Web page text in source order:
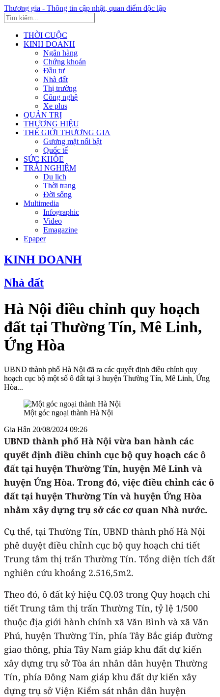
Thương gia - Thông tin cập nhật, quan điểm độc lập
THỜI CUỘC
KINH DOANH
Ngân hàng
Chứng khoán
Đầu tư
Nhà đất
Thị trường
Công nghệ
Xe plus
QUẢN TRỊ
THƯƠNG HIỆU
THẾ GIỚI THƯƠNG GIA
Gương mặt nổi bật
Quốc tế
SỨC KHỎE
TRẢI NGHIỆM
Du lịch
Thời trang
Đời sống
Multimedia
Infographic
Video
Emagazine
Epaper
KINH DOANH
Nhà đất
Hà Nội điều chỉnh quy hoạch
đất tại Thường Tín, Mê Linh,
Ứng Hòa
UBND thành phố Hà Nội đã ra các quyết định điều chỉnh quy
hoạch cục bộ một số ô đất tại 3 huyện Thường Tín, Mê Linh, Ứng
Hòa...
Một góc ngoại thành Hà Nội
Gia Hân 20/08/2024 09:26
UBND thành phố Hà Nội vừa ban hành các
quyết định điều chỉnh cục bộ quy hoạch các ô
đất tại huyện Thường Tín, huyện Mê Linh và
huyện Ứng Hòa. Trong đó, việc điều chỉnh các ô
đất tại huyện Thường Tín và huyện Ứng Hòa
nhằm xây dựng trụ sở các cơ quan Nhà nước.
Cụ thể, tại Thường Tín, UBND thành phố Hà Nội
phê duyệt điều chỉnh cục bộ quy hoạch chi tiết
Trung tâm thị trấn Thường Tín. Tổng diện tích đất
nghiên cứu khoảng 2.516,5m2.
Theo đó, ô đất ký hiệu CQ.03 trong Quy hoạch chi
tiết Trung tâm thị trấn Thường Tín, tỷ lệ 1/500
thuộc địa giới hành chính xã Văn Bình và xã Văn
Phú, huyện Thường Tín, phía Tây Bắc giáp đường
giao thông, phía Tây Nam giáp khu đất dự kiến
xây dựng trụ sở Tòa án nhân dân huyện Thường
Tín, phía Đông Nam giáp khu đất dự kiến xây
dựng trụ sở Viện Kiểm sát nhân dân huyện